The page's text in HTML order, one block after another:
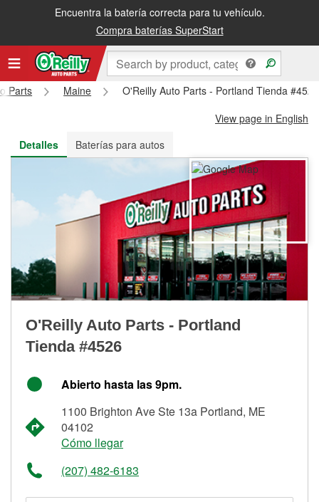
Encuentra la batería correcta para tu vehículo.
Compra baterías SuperStart
Recibe tu orden gratis al día siguiente o recógela en la tienda
Parts Maine
O'Reilly Auto Parts - Portland Tienda #4526
View page in English
Detalles
Baterías para autos
O'Reilly Auto Parts - Portland
Tienda #4526
Abierto hasta las 9pm.
1100 Brighton Ave Ste 13a Portland, ME
04102
Cómo llegar
(207) 482-6183